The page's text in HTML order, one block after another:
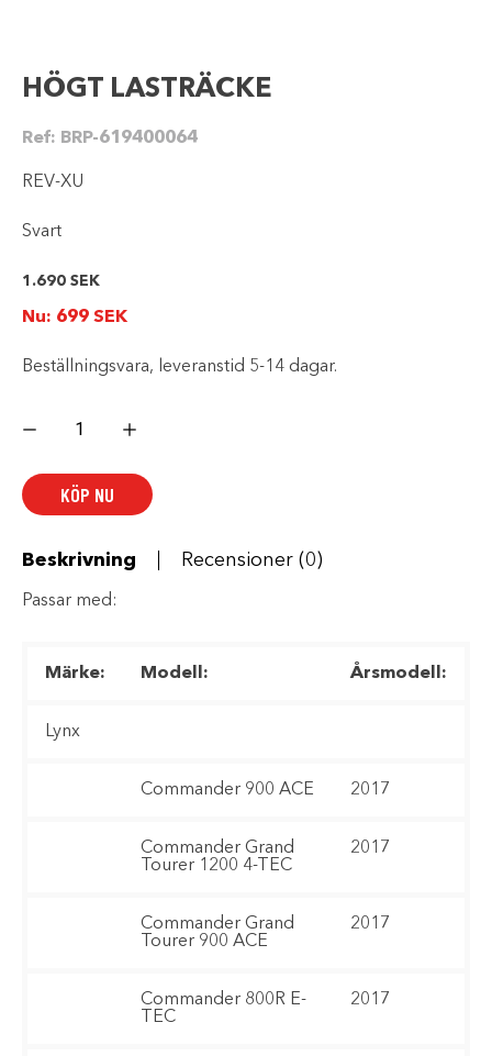
HÖGT LASTRÄCKE
Ref: BRP-619400064
REV-XU
Svart
1.690 SEK
Nu: 699 SEK
Beställningsvara, leveranstid 5-14 dagar.
LASTRÄCKE
KÖP NU
Beskrivning Recensioner (0)
Passar med:
Märke: Modell: Årsmodell:
Lynx
Commander 900 ACE 2017
Commander Grand
Tourer 1200 4-TEC
2017
Commander Grand
Tourer 900 ACE
2017
Commander 800R E-
TEC
2017